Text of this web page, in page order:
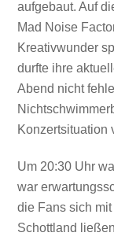
aufgebaut. Auf
Mad Noise
Kreativwunder
durfte ihre
Abend nicht
Konzertsituation
Um 20:30 Uhr
war
die Fans sich
Schottland